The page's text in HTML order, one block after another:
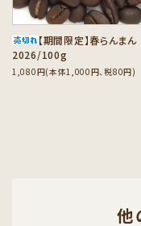
【期間限定】春らんまん
2026/100g
1,080円(本体1,000円、税80円)
他